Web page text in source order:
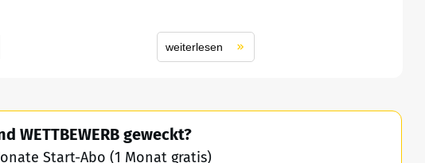
weiterlesen
WETTBEWERB geweckt?
Start-Abo (1 Monat gratis)